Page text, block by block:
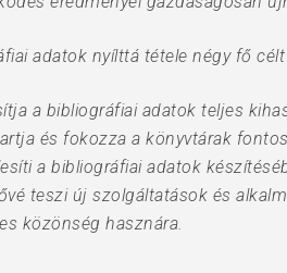
adatok nyílttá tétele négy fő
a bibliográfiai adatok teljes
és fokozza a könyvtárak
a bibliográfiai adatok
teszi új szolgáltatások és
közönség hasznára.